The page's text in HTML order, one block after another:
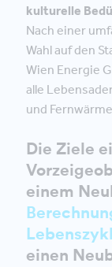
kulturelle
Nach einer
Wahl auf den
Wien Energie
alle
und
Die Ziele
einem
einen